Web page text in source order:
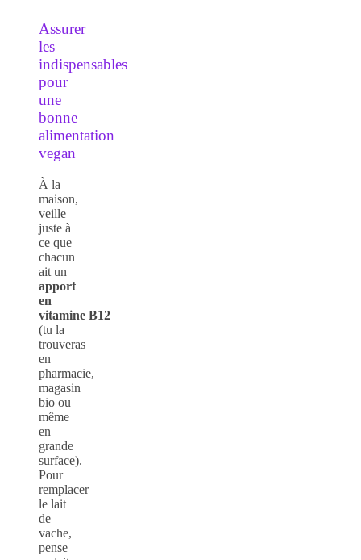
Assurer
les
indispensables
pour
une
bonne
alimentation
vegan
À la
maison,
veille
juste à
ce que
chacun
ait un
apport
en
vitamine B12
(tu la
trouveras
en
pharmacie,
magasin
bio ou
même
en
grande
surface).
Pour
remplacer
le lait
de
vache,
pense